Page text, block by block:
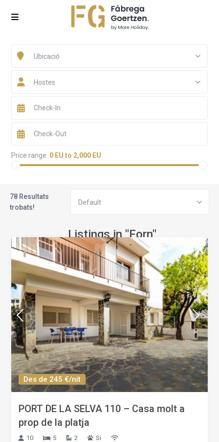
Ubicació
Hostes
Price range: 0 EU to 2,000 EU
78 Resultats
trobats!
Default
Listings in "Forn"
Des de 245 €/nit
PORT DE LA SELVA 110 – Casa molt a
prop de la platja
10 5 2 Si